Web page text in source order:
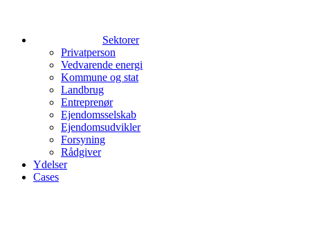
Sektorer
Privatperson
Vedvarende energi
Kommune og stat
Landbrug
Entreprenør
Ejendomsselskab
Ejendomsudvikler
Forsyning
Rådgiver
Ydelser
Cases